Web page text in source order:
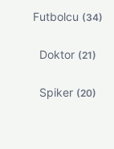
Futbolcu (34)
Doktor (21)
Spiker (20)